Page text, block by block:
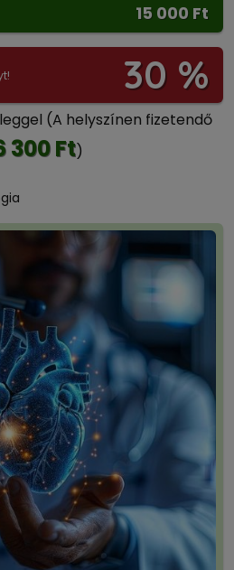
15 000 Ft
30 %
(A helyszínen fizetendő
300 Ft)